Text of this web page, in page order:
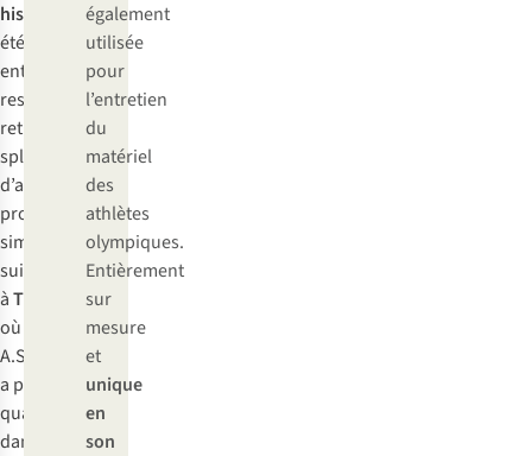
historique a
été
entièrement
restauré et a
retrouvé sa
splendeur
d’antan. Un
projet
similaire a
suivi en 2020
àTurnhout,
où
A.S.Adventure
a pris ses
quartiers
dans le
également
utilisée
pour
l’entretien
du
matériel
des
athlètes
olympiques.
Entièrement
sur
mesure
et
unique
en
son